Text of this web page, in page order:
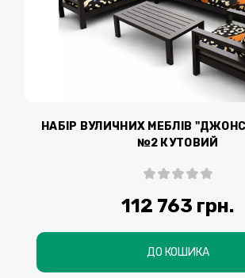
НАБІР ВУЛИЧНИХ МЕБЛІВ
№2 КУТОВИЙ
112 763 грн.
ДО КОШИКА